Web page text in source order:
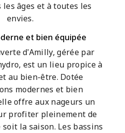
les âges et à toutes les
envies.
et bien équipée
d'Amilly, gérée par
est un lieu propice à
au bien-être. Dotée
modernes et bien
offre aux nageurs un
profiter pleinement de
la saison. Les bassins